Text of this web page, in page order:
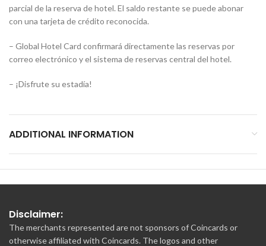
parcial de la reserva de hotel. El saldo restante se puede abonar
con una tarjeta de crédito reconocida.
– Global Hotel Card confirmará directamente las reservas por
correo electrónico y el sistema de reservas central del hotel.
– ¡Disfrute su estadía!
ADDITIONAL INFORMATION
Disclaimer:
The merchants represented are not sponsors of Coincards or
otherwise affiliated with Coincards. The logos and other